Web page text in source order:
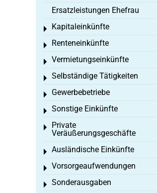
Ersatzleistungen Ehefrau
Kapitaleinkünfte
Toggle menu
Renteneinkünfte
Toggle menu
Vermietungseinkünfte
Toggle menu
Selbständige Tätigkeiten
Toggle menu
Gewerbebetriebe
Toggle menu
Sonstige Einkünfte
Toggle menu
Private
Veräußerungsgeschäfte
Toggle menu
Ausländische Einkünfte
Toggle menu
Vorsorgeaufwendungen
Toggle menu
Sonderausgaben
Toggle menu